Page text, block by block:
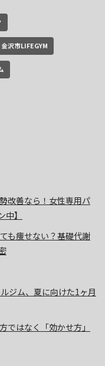
金沢市LIFEGYM
改善なら！女性専用パ
】
も痩せない？基礎代謝
ジム、夏に向けた1ヶ月
ではなく「効かせ方」